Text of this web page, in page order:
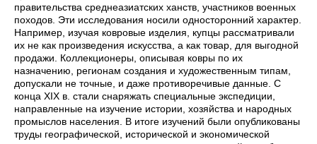
правительства среднеазиатских ханств, участников военных
походов. Эти исследования носили односторонний характер.
Например, изучая ковровые изделия, купцы рассматривали
их не как произведения искусства, а как товар, для выгодной
продажи. Коллекционеры, описывая ковры по их
назначению, регионам создания и художественным типам,
допускали не точные, и даже противоречивые данные. С
конца XIX в. стали снаряжать специальные экспедиции,
направленные на изучение истории, хозяйства и народных
промыслов населения. В итоге изучений были опубликованы
труды географической, исторической и экономической